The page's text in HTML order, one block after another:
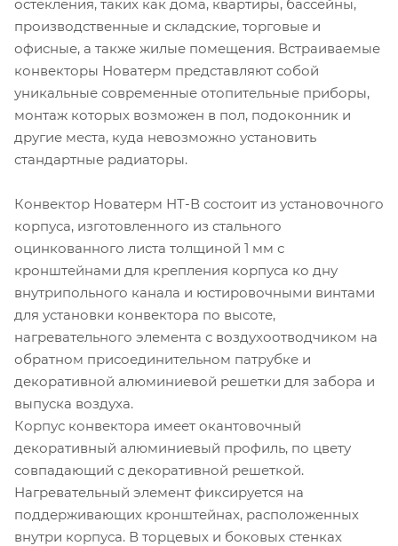
остекления, таких как дома, квартиры, бассейны,
производственные и складские, торговые и
офисные, а также жилые помещения. Встраиваемые
конвекторы Новатерм представляют собой
уникальные современные отопительные приборы,
монтаж которых возможен в пол, подоконник и
другие места, куда невозможно установить
стандартные радиаторы.
Конвектор Новатерм НТ-В состоит из установочного
корпуса, изготовленного из стального
оцинкованного листа толщиной 1 мм с
кронштейнами для крепления корпуса ко дну
внутрипольного канала и юстировочными винтами
для установки конвектора по высоте,
нагревательного элемента с воздухоотводчиком на
обратном присоединительном патрубке и
декоративной алюминиевой решетки для забора и
выпуска воздуха.
Корпус конвектора имеет окантовочный
декоративный алюминиевый профиль, по цвету
совпадающий с декоративной решеткой.
Нагревательный элемент фиксируется на
поддерживающих кронштейнах, расположенных
внутри корпуса. В торцевых и боковых стенках